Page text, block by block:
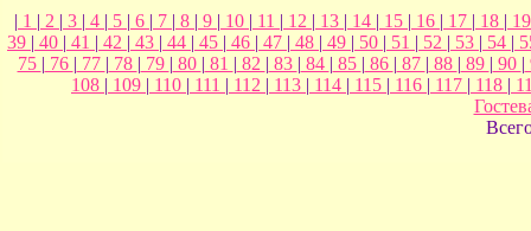
| 1 | 2 | 3 | 4 | 5 | 6 | 7 | 8 | 9 | 10 | 11 | 12 | 13 | 14 | 15 | 16 | 17 | 18 |
39 | 40 | 41 | 42 | 43 | 44 | 45 | 46 | 47 | 48 | 49 | 50 | 51 | 52 | 53 | 54 |
75 | 76 | 77 | 78 | 79 | 80 | 81 | 82 | 83 | 84 | 85 | 86 | 87 | 88 | 89 | 90 |
108 | 109 | 110 | 111 | 112 | 113 | 114 | 115 | 116 | 117 | 118 |